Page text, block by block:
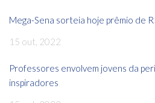
Mega-Sena sorteia hoje prêmio de
15 out, 2022
Professores envolvem jovens da
inspiradores